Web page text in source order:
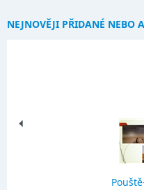
NEJNOVĚJI PŘIDANÉ NEBO